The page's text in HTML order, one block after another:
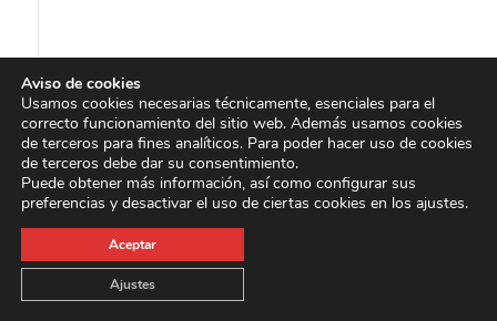
E.I. Archipielago, S.A.
Ctra. General del Sur, nº57, Km 4 38107 S/C de Tenerife. Islas
Canarias. España
Tlf:+34 922 610 666/662
C/ General Bravo, nº 44 Urb. Barranco La Gallina 35220 Jinámar
Aviso de cookies
Usamos cookies necesarias técnicamente, esenciales para el
correcto funcionamiento del sitio web. Además usamos cookies
de terceros para fines analíticos. Para poder hacer uso de cookies
de terceros debe dar su consentimiento.
Puede obtener más información, así como configurar sus
preferencias y desactivar el uso de ciertas cookies en los ajustes.
Aceptar
Ajustes